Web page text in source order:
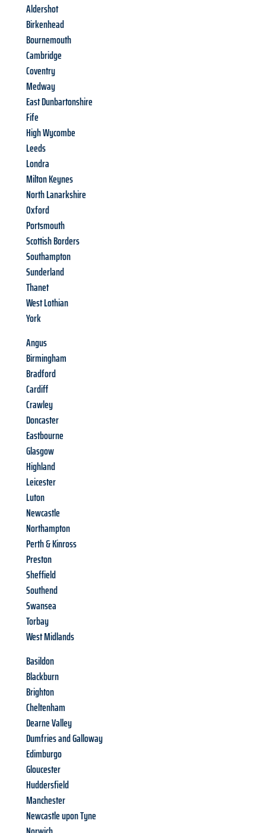
Aldershot
Birkenhead
Bournemouth
Cambridge
Coventry
Medway
East Dunbartonshire
Fife
High Wycombe
Leeds
Londra
Milton Keynes
North Lanarkshire
Oxford
Portsmouth
Scottish Borders
Southampton
Sunderland
Thanet
West Lothian
York
Angus
Birmingham
Bradford
Cardiff
Crawley
Doncaster
Eastbourne
Glasgow
Highland
Leicester
Luton
Newcastle
Northampton
Perth & Kinross
Preston
Sheffield
Southend
Swansea
Torbay
West Midlands
Basildon
Blackburn
Brighton
Cheltenham
Dearne Valley
Dumfries and Galloway
Edimburgo
Gloucester
Huddersfield
Manchester
Newcastle upon Tyne